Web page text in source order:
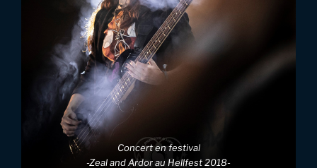
Concert en festival
-Zeal and Ardor au Hellfest 2018-